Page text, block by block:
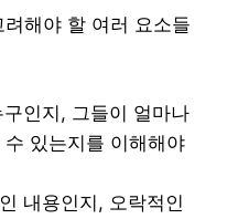
해야 할 여러 요소들
인지, 그들이 얼마나
있는지를 이해해야
내용인지, 오락적인